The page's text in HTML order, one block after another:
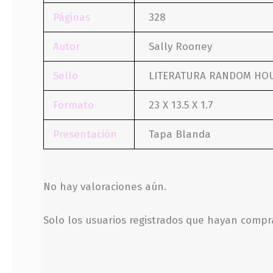
Páginas 328
Autor Sally Rooney
Sello LITERATURA RANDOM
Formato 23 X 13.5 X 1.7
Presentación Tapa Blanda
No hay valoraciones aún.
Solo los usuarios registrados que hayan